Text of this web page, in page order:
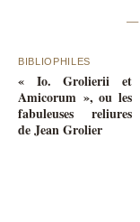
—
BIBLIOPHILES
« Io. Grolierii et
Amicorum », ou les
fabuleuses reliures
de Jean Grolier